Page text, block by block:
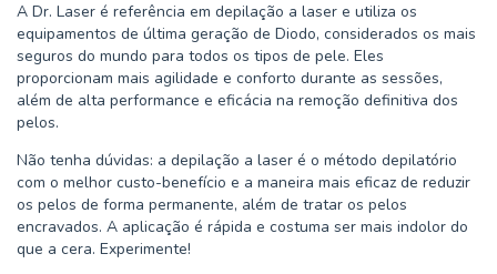
A Dr. Laser é referência em depilação a laser e utiliza os
equipamentos de última geração de Diodo, considerados os mais
seguros do mundo para todos os tipos de pele. Eles
proporcionam mais agilidade e conforto durante as sessões,
além de alta performance e eficácia na remoção definitiva dos
pelos.
Não tenha dúvidas: a depilação a laser é o método depilatório
com o melhor custo-benefício e a maneira mais eficaz de reduzir
os pelos de forma permanente, além de tratar os pelos
encravados. A aplicação é rápida e costuma ser mais indolor do
que a cera. Experimente!